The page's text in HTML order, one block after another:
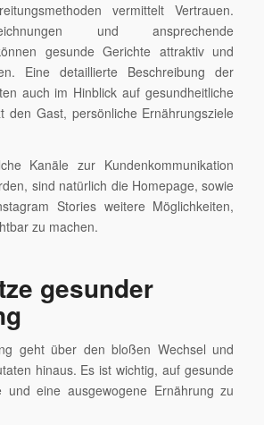
vermittelt Vertrauen.
und ansprechende
gesunde Gerichte attraktiv und
Eine detaillierte Beschreibung der
auch im Hinblick auf gesundheitliche
den Gast, persönliche Ernährungsziele
Kanäle zur Kundenkommunikation
sind natürlich die Homepage, sowie
Stories weitere Möglichkeiten,
zu machen.
gesunder
geht über den bloßen Wechsel und
hinaus. Es ist wichtig, auf gesunde
und eine ausgewogene Ernährung zu